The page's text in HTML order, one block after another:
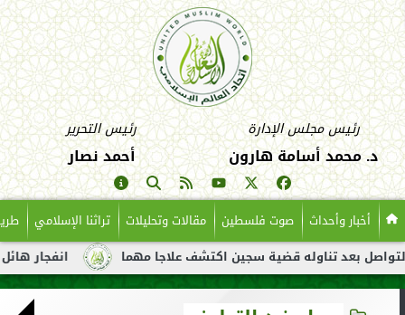
رئيس مجلس الإدارة
د. محمد أسامة هارون
رئيس التحرير
أحمد نصار
أخبار وأحداث صوت فلسطين مقالات وتحليلات تراثنا الإسلامي
انفجار هائل لناقلة تناوله قضية سجين اكتشف علاجا مهما